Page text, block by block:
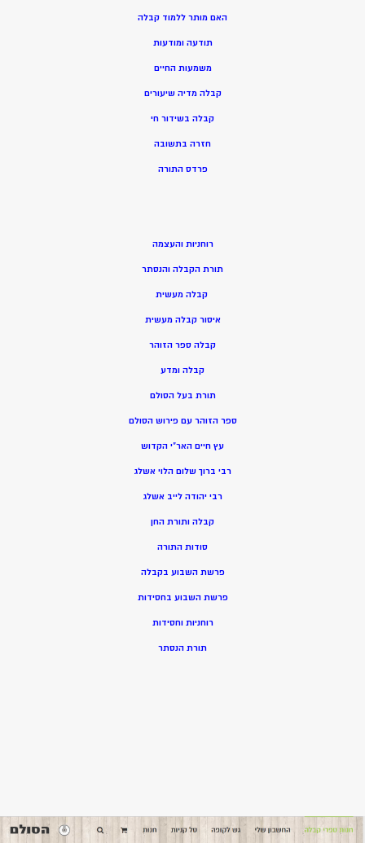
האם מותר ללמוד קבלה
תודעה ומודעות
משמעות החיים
קבלה מדיה שיעורים
קבלה בשידור חי
חזרה בתשובה
פרדס התורה
רוחניות והעצמה
תורת הקבלה והנסתר
קבלה מעשית
איסור קבלה מעשית
קבלה ספר הזוהר
קבלה ומדע
תורת בעל הסולם
ספר הזוהר עם פירוש הסולם
עץ חיים האר”י הקדוש
רבי ברוך שלום הלוי אשלג
רבי יהודה לייב אשלג
קבלה ותורת החן
סודות התורה
פרשת השבוע בקבלה
פרשת השבוע בחסידות
רוחניות וחסידות
תורת הנסתר